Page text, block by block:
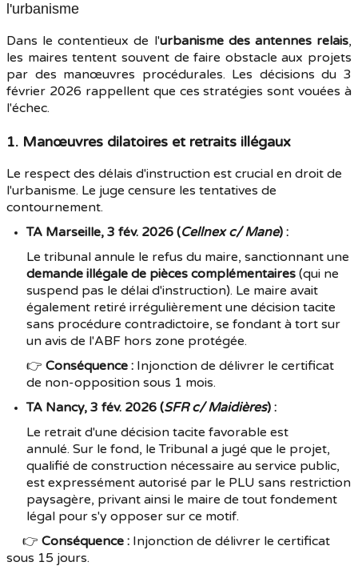
l'urbanisme
Dans le contentieux de l'urbanisme des antennes relais,
les maires tentent souvent de faire obstacle aux projets
par des manœuvres procédurales. Les décisions du 3
février 2026 rappellent que ces stratégies sont vouées à
l'échec.
1. Manœuvres dilatoires et retraits illégaux
Le respect des délais d'instruction est crucial en droit de
l'urbanisme. Le juge censure les tentatives de
contournement.
TA Marseille, 3 fév. 2026 (Cellnex c/ Mane) :
Le tribunal annule le refus du maire, sanctionnant une
demande illégale de pièces complémentaires (qui ne
suspend pas le délai d'instruction). Le maire avait
également retiré irrégulièrement une décision tacite
sans procédure contradictoire, se fondant à tort sur
un avis de l'ABF hors zone protégée.
👉 Conséquence : Injonction de délivrer le certificat
de non-opposition sous 1 mois.
TA Nancy, 3 fév. 2026 (SFR c/ Maidières) :
Le retrait d'une décision tacite favorable est
annulé. Sur le fond, le Tribunal a jugé que le projet,
qualifié de construction nécessaire au service public,
est expressément autorisé par le PLU sans restriction
paysagère, privant ainsi le maire de tout fondement
légal pour s'y opposer sur ce motif.
👉 Conséquence : Injonction de délivrer le certificat
sous 15 jours.